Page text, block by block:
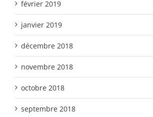
février 2019
janvier 2019
décembre 2018
novembre 2018
octobre 2018
septembre 2018